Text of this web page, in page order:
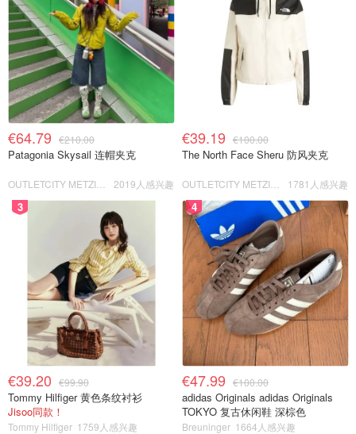
€64.79 €210.00
Patagonia Skysail 连帽夹克
2019人感兴趣
€39.19 €100.00
The North Face Sheru 防风夹克
1781人感兴趣
3
€39.20 €99.90
Tommy Hilfiger 黄色条纹衬衫
Jisoo同款！
Tommy Hilfiger 1759人感兴趣
4
€47.99 €100.00
adidas Originals adidas Originals
TOKYO 复古休闲鞋 深棕色
Breuninger 1664人感兴趣